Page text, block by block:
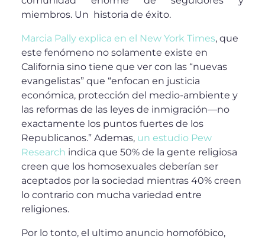
miembros. Un historia de éxito.
Marcia Pally explica en el New York Times, que
este fenómeno no solamente existe en
California sino tiene que ver con las “nuevas
evangelistas” que “enfocan en justicia
económica, protección del medio-ambiente y
las reformas de las leyes de inmigración—no
exactamente los puntos fuertes de los
Republicanos.” Ademas, un estudio Pew
Research indica que 50% de la gente religiosa
creen que los homosexuales deberían ser
aceptados por la sociedad mientras 40% creen
lo contrario con mucha variedad entre
religiones.
Por lo tonto, el ultimo anuncio homofóbico,